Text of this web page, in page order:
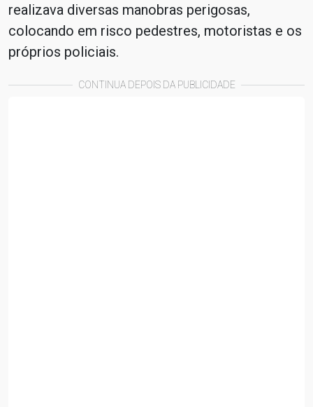
realizava diversas manobras perigosas,
colocando em risco pedestres, motoristas e os
próprios policiais.
CONTINUA DEPOIS DA PUBLICIDADE